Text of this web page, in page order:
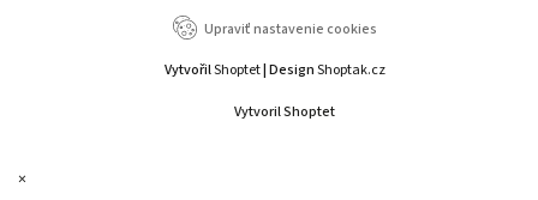
Vytvoril Shoptet
Upraviť nastavenie cookies
VytvořilShoptet| DesignShoptak.cz
×